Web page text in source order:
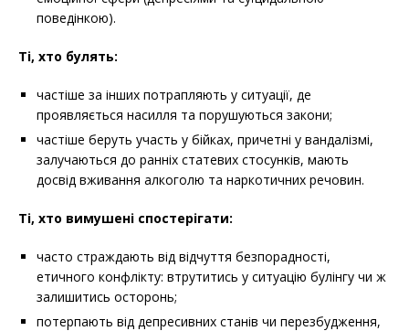
поведінкою).
Ті, хто булять:
частіше за інших потрапляють у ситуації, де
проявляється насилля та порушуються закони;
частіше беруть участь у бійках, причетні у вандалізмі,
залучаються до ранніх статевих стосунків, мають
досвід вживання алкоголю та наркотичних речовин.
Ті, хто вимушені спостерігати:
часто страждають від відчуття безпорадності,
етичного конфлікту: втрутитись у ситуацію булінгу чи ж
залишитись осторонь;
потерпають від депресивних станів чи перезбудження,